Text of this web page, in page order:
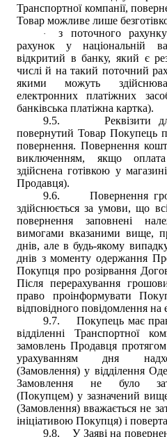
Транспортної компанії,
Товар можливе лише
·
з поточного
рахунок у національній
відкритий в банку, який є
числі й на такий поточний
якими можуть
електронних платіжних
банківська платіжна картка).
9.5.
Реквізити
повернутий Товар Покупець
повернення. Повернення
виключенням, якщо
здійснена готівкою у
Продавця).
9.6.
Повернення
здійснюється за умови, що
повернення заповнені
вимогами вказаними вище,
днів, але в будь-якому
днів з моменту одержання
Покупця про розірвання
Після перерахування
право проінформувати
відповідного повідомлення на
9.7.
Покупець має
відділенні Транспортної
замовлень Продавця
урахуванням дня
(Замовлення) у відділення
Замовлення не було
(Покупцем) у зазначений
(Замовлення) вважається не
ініціативою Покупця) і
9.8.
У Заяві на